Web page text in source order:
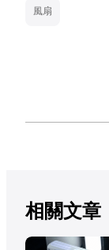
風扇
相關文章